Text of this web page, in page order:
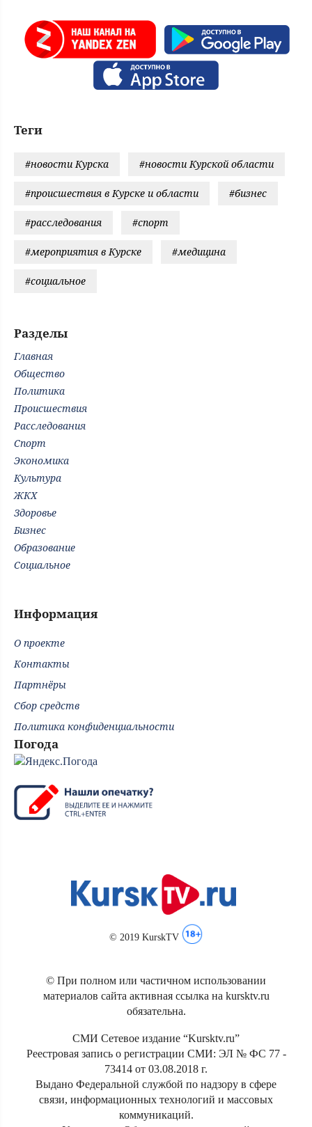
Теги
#новости Курска #новости Курской области
#происшествия в Курске и области #бизнес
#расследования #спорт
#мероприятия в Курске #медицина
#социальное
Разделы
Главная
Общество
Политика
Происшествия
Расследования
Спорт
Экономика
Культура
ЖКХ
Здоровье
Бизнес
Образование
Социальное
Информация
О проекте
Контакты
Партнёры
Сбор средств
Политика конфиденциальности
Погода
© 2019 KurskTV
© При полном или частичном использовании
материалов сайта активная ссылка на kursktv.ru
обязательна.
СМИ Сетевое издание “Kursktv.ru”
Реестровая запись о регистрации СМИ: ЭЛ № ФС 77 -
73414 от 03.08.2018 г.
Выдано Федеральной службой по надзору в сфере
связи, информационных технологий и массовых
коммуникаций.